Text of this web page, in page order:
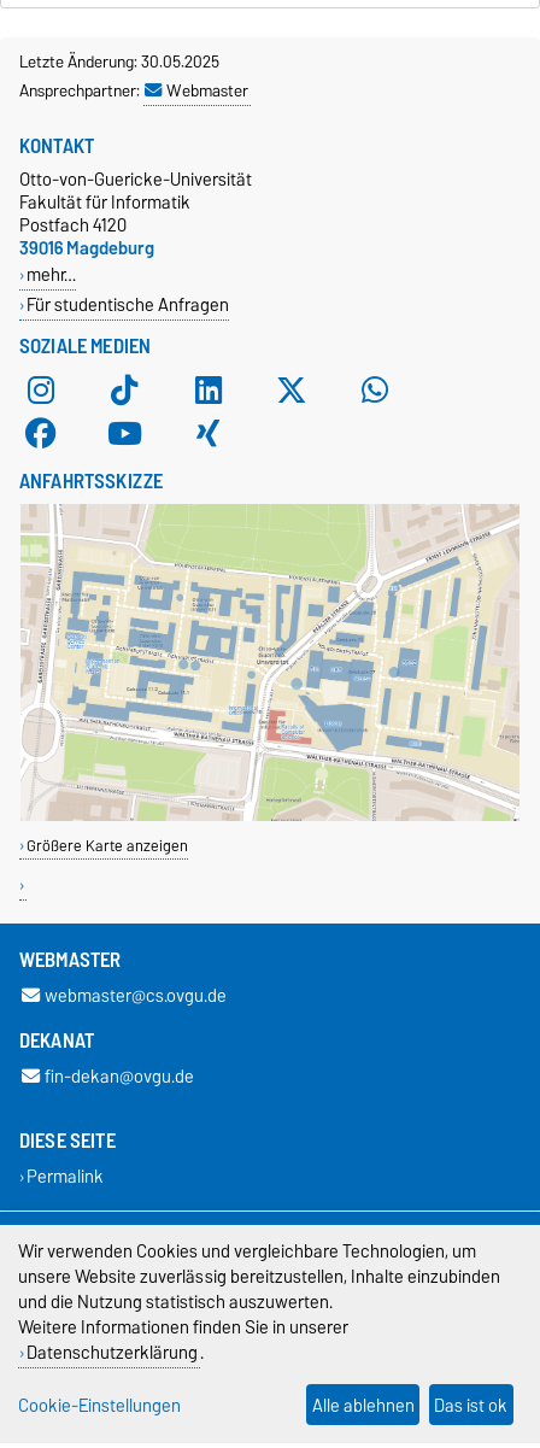
Letzte Änderung: 30.05.2025
Ansprechpartner:
Webmaster
SOZIALE MEDIEN
KONTAKT
Otto-von-Guericke-Universität
Fakultät für Informatik
Postfach 4120
39016 Magdeburg
mehr…
Für studentische Anfragen
ANFAHRTSSKIZZE
Größere Karte anzeigen
WEBMASTER
webmaster@cs.ovgu.de
DEKANAT
fin-dekan@ovgu.de
DIESE SEITE
Permalink
Impressum
Datenschutz
Barrierefreiheit
Cookie-Einstellungen
Wir verwenden Cookies und vergleichbare Technologien, um
unsere Website zuverlässig bereitzustellen, Inhalte einzubinden
und die Nutzung statistisch auszuwerten.
Weitere Informationen finden Sie in unserer
Datenschutzerklärung.
Cookie-Einstellungen
Alle ablehnen Das ist ok